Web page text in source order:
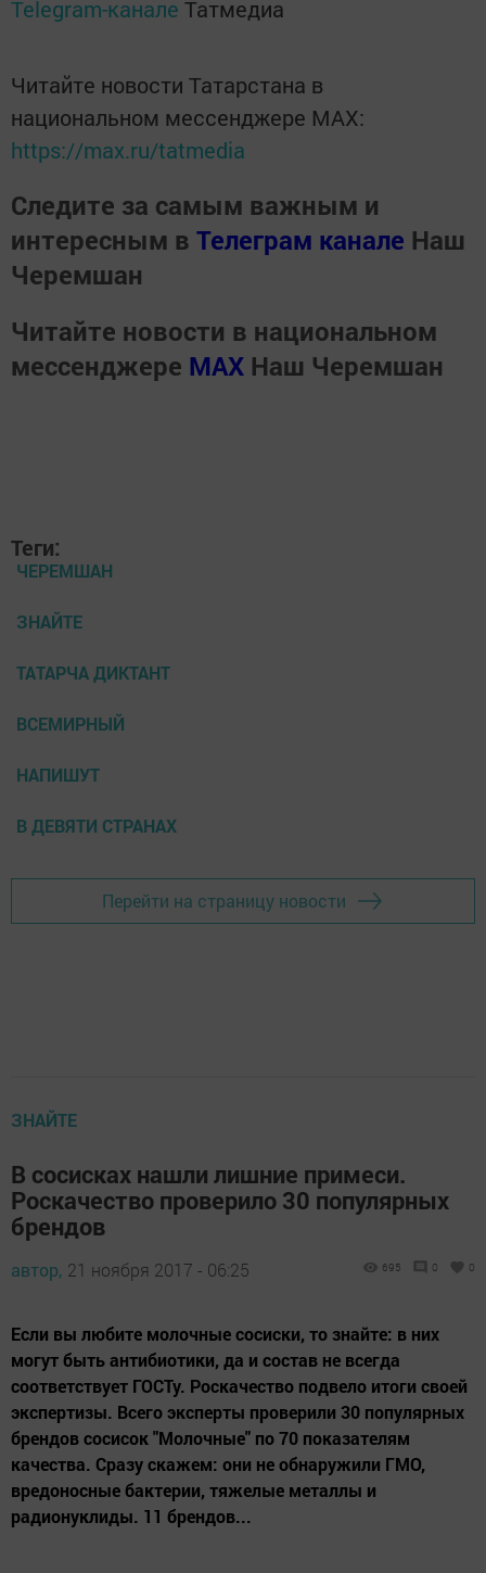
Telegram-канале Татмедиа
Читайте новости Татарстана в
национальном мессенджере MАХ:
https://max.ru/tatmedia
Следите за самым важным и
интересным в Телеграм канале Наш
Черемшан
Читайте новости в национальном
мессенджере MАХ Наш Черемшан
Теги:
ЧЕРЕМШАН
ЗНАЙТЕ
ТАТАРЧА ДИКТАНТ
ВСЕМИРНЫЙ
НАПИШУТ
В ДЕВЯТИ СТРАНАХ
Перейти на страницу новости
ЗНАЙТЕ
В сосисках нашли лишние примеси.
Роскачество проверило 30 популярных
брендов
автор, 21 ноября 2017 - 06:25 695 0 0
Если вы любите молочные сосиски, то знайте: в них
могут быть антибиотики, да и состав не всегда
соответствует ГОСТу. Роскачество подвело итоги своей
экспертизы. Всего эксперты проверили 30 популярных
брендов сосисок "Молочные" по 70 показателям
качества. Сразу скажем: они не обнаружили ГМО,
вредоносные бактерии, тяжелые металлы и
радионуклиды. 11 брендов...